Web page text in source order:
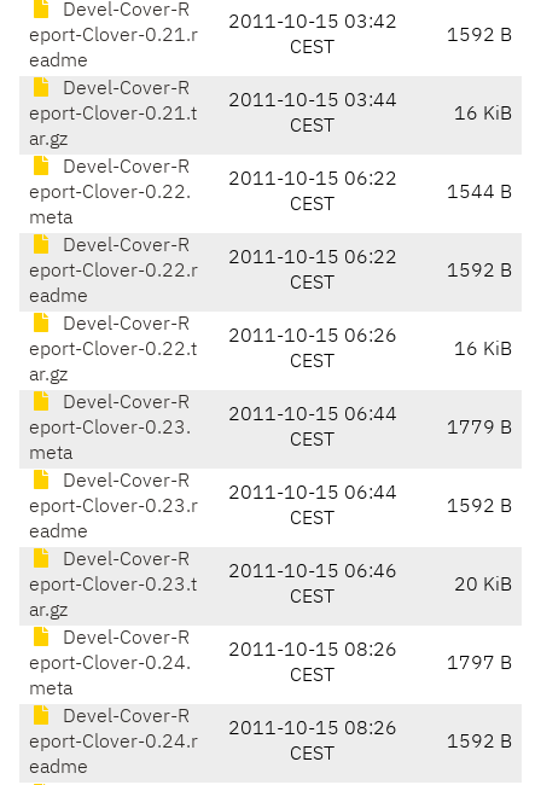
Devel-Cover-R
eport-Clover-0.21.r
eadme
2011-10-15 03:42
CEST
1592 B
Devel-Cover-R
eport-Clover-0.21.t
ar.gz
2011-10-15 03:44
CEST
16 KiB
Devel-Cover-R
eport-Clover-0.22.
meta
2011-10-15 06:22
CEST
1544 B
Devel-Cover-R
eport-Clover-0.22.r
eadme
2011-10-15 06:22
CEST
1592 B
Devel-Cover-R
eport-Clover-0.22.t
ar.gz
2011-10-15 06:26
CEST
16 KiB
Devel-Cover-R
eport-Clover-0.23.
meta
2011-10-15 06:44
CEST
1779 B
Devel-Cover-R
eport-Clover-0.23.r
eadme
2011-10-15 06:44
CEST
1592 B
Devel-Cover-R
eport-Clover-0.23.t
ar.gz
2011-10-15 06:46
CEST
20 KiB
Devel-Cover-R
eport-Clover-0.24.
meta
2011-10-15 08:26
CEST
1797 B
Devel-Cover-R
eport-Clover-0.24.r
eadme
2011-10-15 08:26
CEST
1592 B